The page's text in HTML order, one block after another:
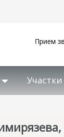
Прием
Участки